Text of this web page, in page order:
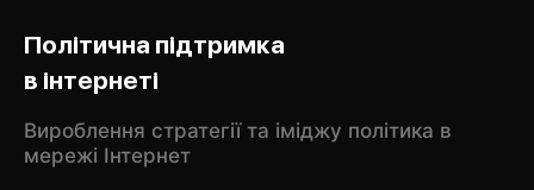
Політична підтримка
в інтернеті
Вироблення стратегії та іміджу політика в
мережі Інтернет